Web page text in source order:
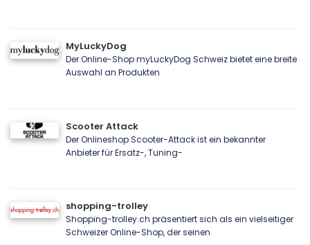
MyLuckyDog
Der Online-Shop myLuckyDog Schweiz bietet eine breite
Auswahl an Produkten
Scooter Attack
Der Onlineshop Scooter-Attack ist ein bekannter
Anbieter für Ersatz-, Tuning-
shopping-trolley
Shopping-trolley.ch präsentiert sich als ein vielseitiger
Schweizer Online-Shop, der seinen